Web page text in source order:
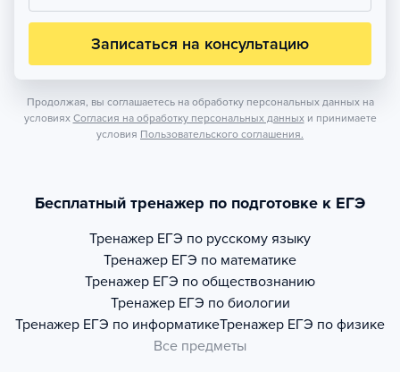
Записаться на консультацию
Продолжая, вы соглашаетесь на обработку персональных данных на
условиях Согласия на обработку персональных данных и принимаете
условия Пользовательского соглашения.
Бесплатный тренажер по подготовке к ЕГЭ
Тренажер ЕГЭ по русскому языку
Тренажер ЕГЭ по математике
Тренажер ЕГЭ по обществознанию
Тренажер ЕГЭ по биологии
Тренажер ЕГЭ по информатикеТренажер ЕГЭ по физике
Все предметы